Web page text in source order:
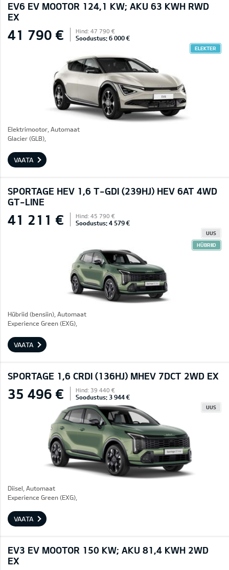
EV6 EV MOOTOR 124,1 KW; AKU 63 KWH RWD
EX
41 790 € Hind: 47 790 €
Soodustus: 6 000 €
ELEKTER
Elektrimootor, Automaat
Glacier (GLB),
VAATA
SPORTAGE HEV 1,6 T-GDI (239HJ) HEV 6AT 4WD
GT-LINE
41 211 € Hind: 45 790 €
Soodustus: 4 579 €
UUS
HÜBRIID
Hübriid (bensiin), Automaat
Experience Green (EXG),
VAATA
SPORTAGE 1,6 CRDI (136HJ) MHEV 7DCT 2WD EX
35 496 € Hind: 39 440 €
Soodustus: 3 944 €
UUS
Diisel, Automaat
Experience Green (EXG),
VAATA
EV3 EV MOOTOR 150 KW; AKU 81,4 KWH 2WD
EX